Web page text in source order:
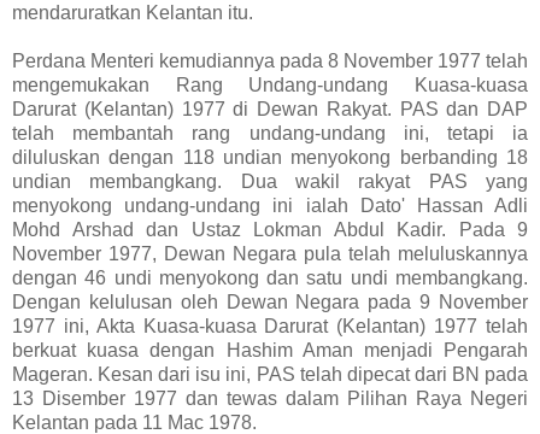
mendaruratkan Kelantan itu.
Perdana Menteri kemudiannya pada 8 November 1977 telah
mengemukakan Rang Undang-undang Kuasa-kuasa
Darurat (Kelantan) 1977 di Dewan Rakyat. PAS dan DAP
telah membantah rang undang-undang ini, tetapi ia
diluluskan dengan 118 undian menyokong berbanding 18
undian membangkang. Dua wakil rakyat PAS yang
menyokong undang-undang ini ialah Dato' Hassan Adli
Mohd Arshad dan Ustaz Lokman Abdul Kadir. Pada 9
November 1977, Dewan Negara pula telah meluluskannya
dengan 46 undi menyokong dan satu undi membangkang.
Dengan kelulusan oleh Dewan Negara pada 9 November
1977 ini, Akta Kuasa-kuasa Darurat (Kelantan) 1977 telah
berkuat kuasa dengan Hashim Aman menjadi Pengarah
Mageran. Kesan dari isu ini, PAS telah dipecat dari BN pada
13 Disember 1977 dan tewas dalam Pilihan Raya Negeri
Kelantan pada 11 Mac 1978.